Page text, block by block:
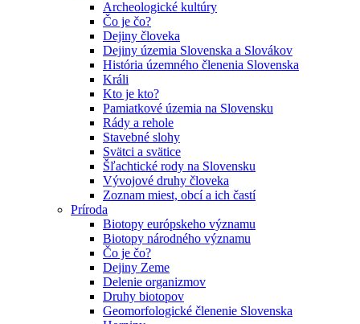
Archeologické kultúry
Čo je čo?
Dejiny človeka
Dejiny územia Slovenska a Slovákov
História územného členenia Slovenska
Králi
Kto je kto?
Pamiatkové územia na Slovensku
Rády a rehole
Stavebné slohy
Svätci a svätice
Šľachtické rody na Slovensku
Vývojové druhy človeka
Zoznam miest, obcí a ich častí
Príroda
Biotopy európskeho významu
Biotopy národného významu
Čo je čo?
Dejiny Zeme
Delenie organizmov
Druhy biotopov
Geomorfologické členenie Slovenska